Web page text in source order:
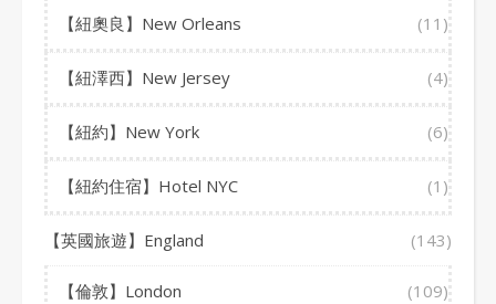
【紐奧良】New Orleans (11)
【紐澤西】New Jersey (4)
【紐約】New York (6)
【紐約住宿】Hotel NYC (1)
【英國旅遊】England (143)
【倫敦】London (109)